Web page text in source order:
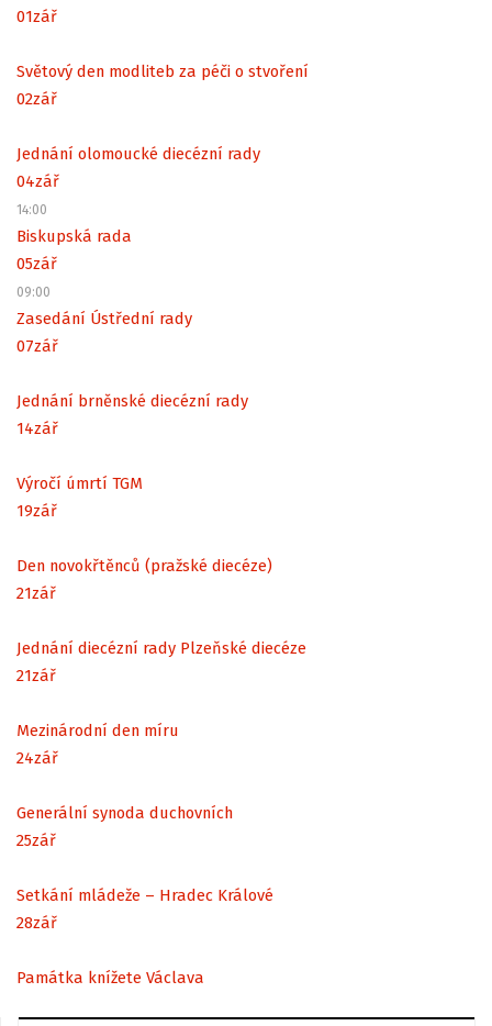
01zář
Světový den modliteb za péči o stvoření
02zář
Jednání olomoucké diecézní rady
04zář
14:00
Biskupská rada
05zář
09:00
Zasedání Ústřední rady
07zář
Jednání brněnské diecézní rady
14zář
Výročí úmrtí TGM
19zář
Den novokřtěnců (pražské diecéze)
21zář
Jednání diecézní rady Plzeňské diecéze
21zář
Mezinárodní den míru
24zář
Generální synoda duchovních
25zář
Setkání mládeže – Hradec Králové
28zář
Památka knížete Václava